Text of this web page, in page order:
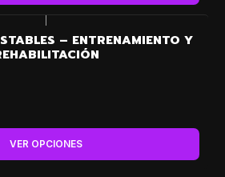
– ENTRENAMIENTO Y
VER OPCIONES